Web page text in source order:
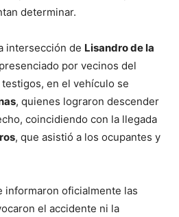
determinar.
intersección de Lisandro de la
por vecinos del
en el vehículo se
, quienes lograron descender
coincidiendo con la llegada
, que asistió a los ocupantes y
informaron oficialmente las
el accidente ni la